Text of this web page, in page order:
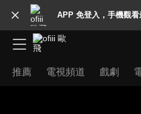
APP 免登入，手機觀看
推薦 電視頻道 戲劇